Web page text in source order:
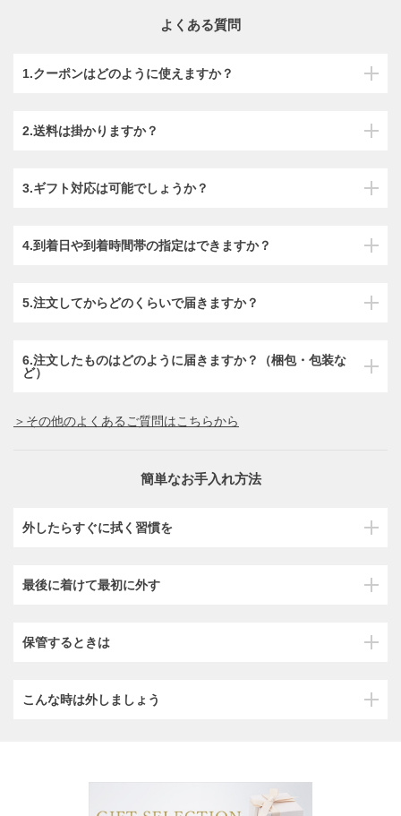
よくある質問
1.クーポンはどのように使えますか？
2.送料は掛かりますか？
3.ギフト対応は可能でしょうか？
4.到着日や到着時間帯の指定はできますか？
5.注文してからどのくらいで届きますか？
6.注文したものはどのように届きますか？（梱包・包装な
ど）
＞その他のよくあるご質問はこちらから
簡単なお手入れ方法
外したらすぐに拭く習慣を
最後に着けて最初に外す
保管するときは
こんな時は外しましょう